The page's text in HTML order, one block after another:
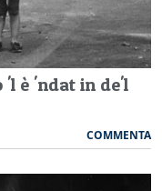
'l è 'ndat in de'l
COMMENTA